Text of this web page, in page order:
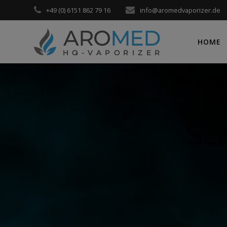
Inhalt
+49 (0) 6151 862 79 16 info@aromedvaporizer.de
HOME